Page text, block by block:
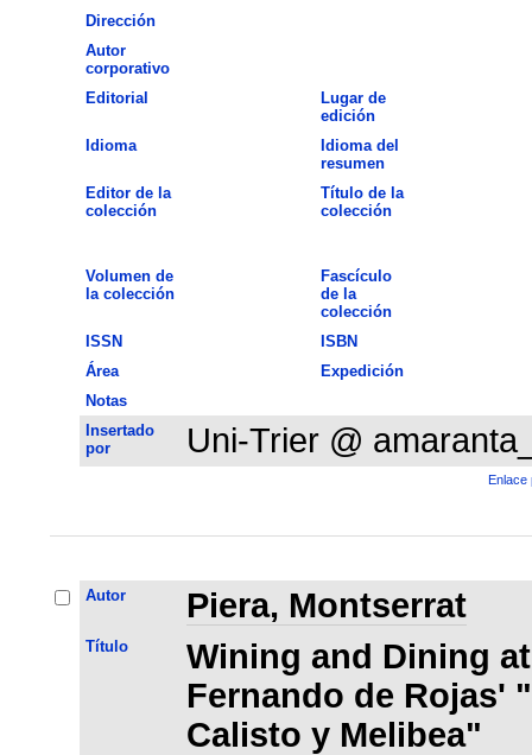
Dirección
Autor
corporativo
Editorial
Lugar de
edición
Idioma
Idioma del
resumen
Editor de la
colección
Título de la
colección
Volumen de
la colección
Fascículo
de la
colección
ISSN
ISBN
Área
Expedición
Notas
Insertado
por
Uni-Trier @
Enlace
Autor Piera, Montserrat
Título
Wining and Dining
Fernando de Rojas'
Calisto y Melibea"